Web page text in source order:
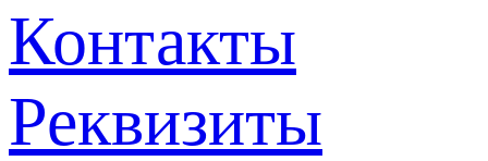
Контакты
Реквизиты